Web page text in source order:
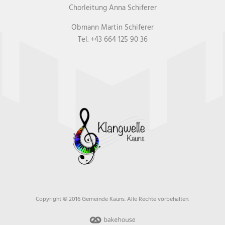
Chorleitung Anna Schiferer
Obmann Martin Schiferer
Tel. +43 664 125 90 36
Copyright © 2016 Gemeinde Kauns. Alle Rechte vorbehalten.